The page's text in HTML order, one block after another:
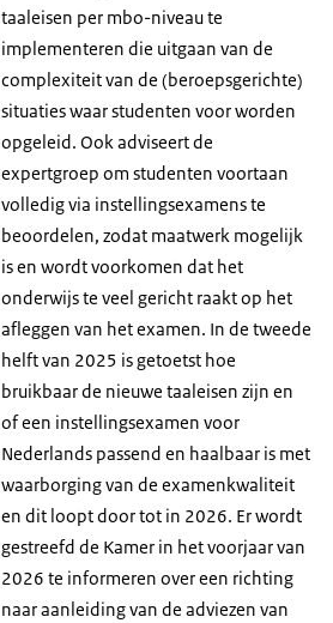
taaleisen per mbo-niveau te
implementeren die uitgaan van de
complexiteit van de (beroepsgerichte)
situaties waar studenten voor worden
opgeleid. Ook adviseert de
expertgroep om studenten voortaan
volledig via instellingsexamens te
beoordelen, zodat maatwerk mogelijk
is en wordt voorkomen dat het
onderwijs te veel gericht raakt op het
afleggen van het examen. In de tweede
helft van 2025 is getoetst hoe
bruikbaar de nieuwe taaleisen zijn en
of een instellingsexamen voor
Nederlands passend en haalbaar is met
waarborging van de examenkwaliteit
en dit loopt door tot in 2026. Er wordt
gestreefd de Kamer in het voorjaar van
2026 te informeren over een richting
naar aanleiding van de adviezen van